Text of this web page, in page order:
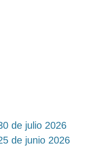
de julio 2026
de junio 2026